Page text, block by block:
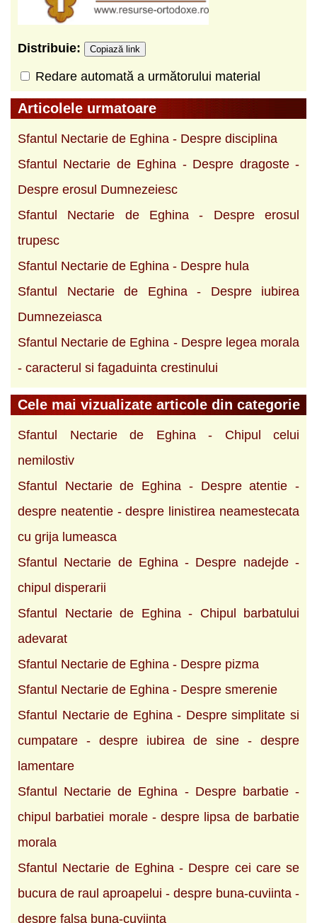
Distribuie: Copiază link
Redare automată a următorului material
Articolele urmatoare
Sfantul Nectarie de Eghina - Despre disciplina
Sfantul Nectarie de Eghina - Despre dragoste -
Despre erosul Dumnezeiesc
Sfantul Nectarie de Eghina - Despre erosul
trupesc
Sfantul Nectarie de Eghina - Despre hula
Sfantul Nectarie de Eghina - Despre iubirea
Dumnezeiasca
Sfantul Nectarie de Eghina - Despre legea morala
- caracterul si fagaduinta crestinului
Cele mai vizualizate articole din categorie
Sfantul Nectarie de Eghina - Chipul celui
nemilostiv
Sfantul Nectarie de Eghina - Despre atentie -
despre neatentie - despre linistirea neamestecata
cu grija lumeasca
Sfantul Nectarie de Eghina - Despre nadejde -
chipul disperarii
Sfantul Nectarie de Eghina - Chipul barbatului
adevarat
Sfantul Nectarie de Eghina - Despre pizma
Sfantul Nectarie de Eghina - Despre smerenie
Sfantul Nectarie de Eghina - Despre simplitate si
cumpatare - despre iubirea de sine - despre
lamentare
Sfantul Nectarie de Eghina - Despre barbatie -
chipul barbatiei morale - despre lipsa de barbatie
morala
Sfantul Nectarie de Eghina - Despre cei care se
bucura de raul aproapelui - despre buna-cuviinta -
despre falsa buna-cuviinta